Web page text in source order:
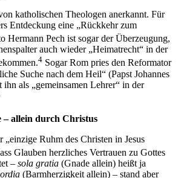
katholischen Theologen anerkannt. Für
Entdeckung eine „Rückkehr zum
Hermann Pech ist sogar der Überzeugung,
auch wieder „Heimatrecht“ in der
4 Sogar Rom pries den Reformator
Suche nach dem Heil“ (Papst Johannes
als „gemeinsamen Lehrer“ in der
– allein durch Christus
„einzige Ruhm des Christen in Jesus
Glauben herzliches Vertrauen zu Gottes
– sola gratia (Gnade allein) heißt ja
(Barmherzigkeit allein) – stand aber